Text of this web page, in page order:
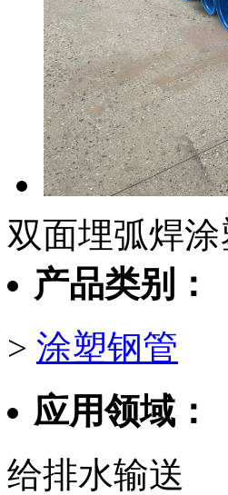
双面埋弧焊
产品类别：
> 涂塑钢管
应用领域：
给排水输送